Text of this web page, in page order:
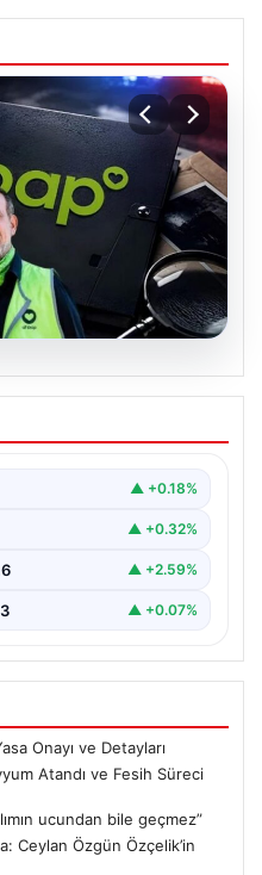
Kayyum
Resmen Başladı
Ahbap Derneği ile ilgili…
▲ +0.18%
▲ +0.32%
▲ +2.59%
▲ +0.07%
Onayı ve Detayları
Atandı ve Fesih Süreci
ucundan bile geçmez”
Ceylan Özgün Özçelik’in